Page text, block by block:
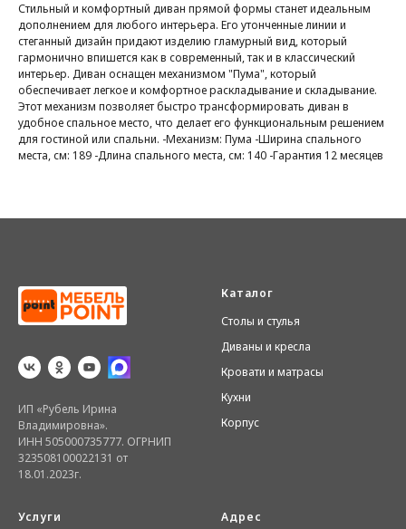
Стильный и комфортный диван прямой формы станет идеальным
дополнением для любого интерьера. Его утонченные линии и
стеганный дизайн придают изделию гламурный вид, который
гармонично впишется как в современный, так и в классический
интерьер. Диван оснащен механизмом "Пума", который
обеспечивает легкое и комфортное раскладывание и складывание.
Этот механизм позволяет быстро трансформировать диван в
удобное спальное место, что делает его функциональным решением
для гостиной или спальни. -Механизм: Пума -Ширина спального
места, см: 189 -Длина спального места, см: 140 -Гарантия 12 месяцев
ИП «Рубель Ирина
Владимировна».
ИНН 505000735777. ОГРНИП
323508100022131 от
18.01.2023г.
Каталог
Столы и стулья
Диваны и кресла
Кровати и матрасы
Кухни
Корпус
Услуги Адрес